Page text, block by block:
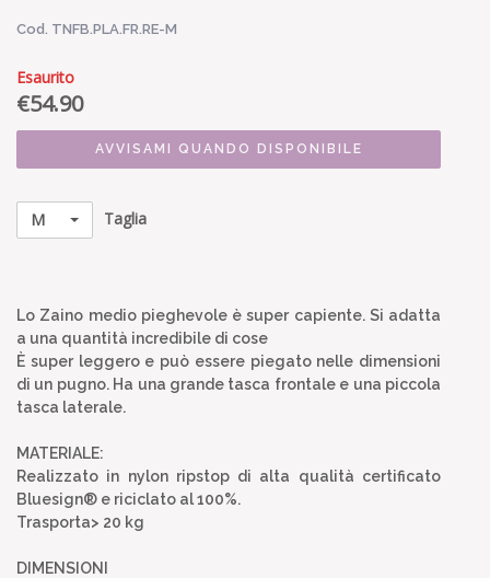
Cod. TNFB.PLA.FR.RE-M
Esaurito
€54.90
AVVISAMI QUANDO DISPONIBILE
M Taglia
Lo Zaino medio pieghevole è super capiente. Si adatta
a una quantità incredibile di cose
È super leggero e può essere piegato nelle dimensioni
di un pugno. Ha una grande tasca frontale e una piccola
tasca laterale.
MATERIALE:
Realizzato in nylon ripstop di alta qualità certificato
Bluesign® e riciclato al 100%.
Trasporta> 20 kg
DIMENSIONI